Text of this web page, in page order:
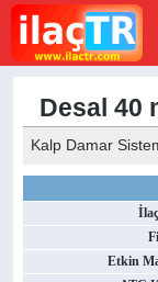
Desal 40
Kalp Damar
Etkin